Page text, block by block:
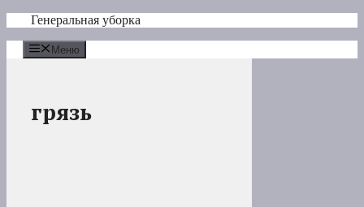
Перейти
содержимому
Генеральная уборка
Меню
грязь